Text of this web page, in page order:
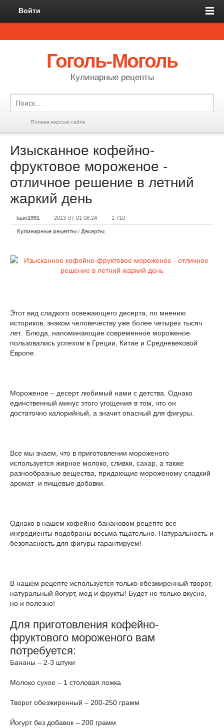
Войти
Гоголь-Моголь
Кулинарные рецепты
Полная версия сайта
Изысканное кофейно-
фруктовое мороженое -
отличное решение в летний
жаркий день
laari1991 2013-07-01 08:24 1 710
Кулинарные рецепты / Десерты
Этот вид сладкого освежающего десерта, по мнению
историков, знаком человечеству уже более четырех тысяч
лет. Блюда, напоминающие современное мороженое
пользовались успехом в Греции, Китае и Средневековой
Европе.
Мороженое – десерт любимый нами с детства. Однако
единственный минус этого угощения в том, что он
достаточно калорийный, а значит опасный для фигуры.
Все мы знаем, что в приготовлении мороженого
используется жирное молоко, сливки, сахар, а также
разнообразные вещества, придающие мороженому сладкий
аромат и пищевые добавки.
Однако в нашем кофейно-банановом рецепте все
ингредиенты подобраны весьма тщательно. Натуральность и
безопасность для фигуры гарантируем!
В нашем рецепте используется только обезжиренный творог,
натуральный йогурт, мед и фрукты! Будет не только вкусно,
но и полезно!
Для приготовления кофейно-
фруктового мороженого вам
потребуется:
Бананы – 2-3 штуки
Молоко сухое – 1 столовая ложка
Творог обезжиренный – 200-250 грамм
Йогурт без добавок – 200 грамм